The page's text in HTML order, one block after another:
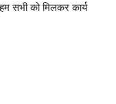
सभी को मिलकर कार्य